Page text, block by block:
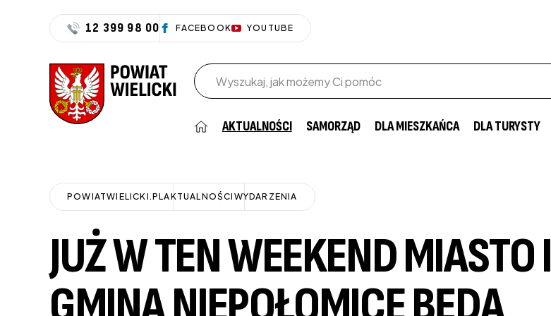
12 399 98 00 FACEBOOK YOUTUBE
Wpisz szukaną frazę
AKTUALNOŚCI SAMORZĄD DLA MIESZKAŃCA DLA TURYSTY
POWIATWIELICKI.PLAKTUALNOŚCI WYDARZENIA
JUŻ W TEN WEEKEND MIASTO I